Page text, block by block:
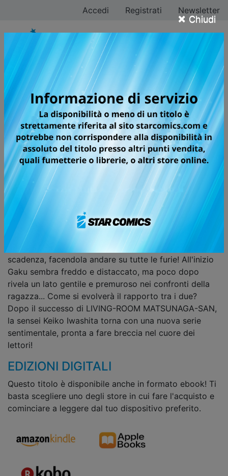
× Chiudi
Accedi Registrati Newsletter
CHOKING ON LOVE
DOPO IL SUCCESSO DI LIVING-
ROOM MATSUNAGA-SAN, ARRIVA A
GRANDE RICHIESTA LA NUOVA
SERIE SENTIMENTALE FIRMATA
KEIKO IWASHITA!
Hibari è una studentessa universitaria, appassionata di
design e si dà da fare tra studio e lavoro part-time. Il
primo incontro con il bel musicista Gaku non poteva
andare peggio! Quest'ultimo finisce per versare
accidentalmente dell'acqua sul computer della
ragazza, intenta a ultimare il suo progetto prima della
scadenza, facendola andare su tutte le furie! All'inizio
Gaku sembra freddo e distaccato, ma poco dopo
rivela un lato gentile e premuroso nei confronti della
ragazza... Come si evolverà il rapporto tra i due?
Dopo il successo di LIVING-ROOM MATSUNAGA-SAN,
la sensei Keiko Iwashita torna con una nuova serie
sentimentale, pronta a fare breccia nel cuore dei
lettori!
EDIZIONI DIGITALI
Questo titolo è disponibile anche in formato ebook! Ti
basta scegliere uno degli store in cui fare l'acquisto e
cominciare a leggere dal tuo dispositivo preferito.